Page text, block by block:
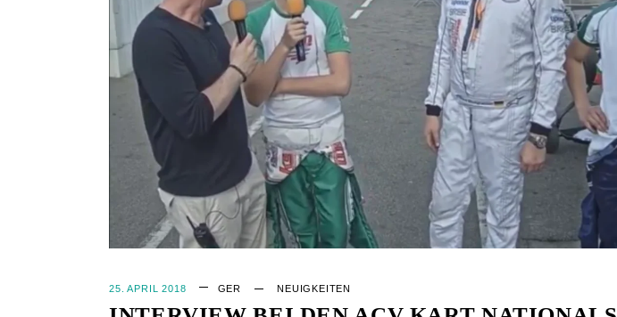
25. APRIL 2018 GER NEUIGKEITEN